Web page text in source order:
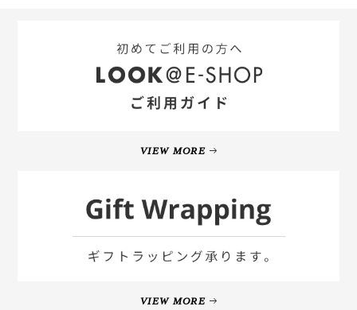
VIEW MORE
VIEW MORE